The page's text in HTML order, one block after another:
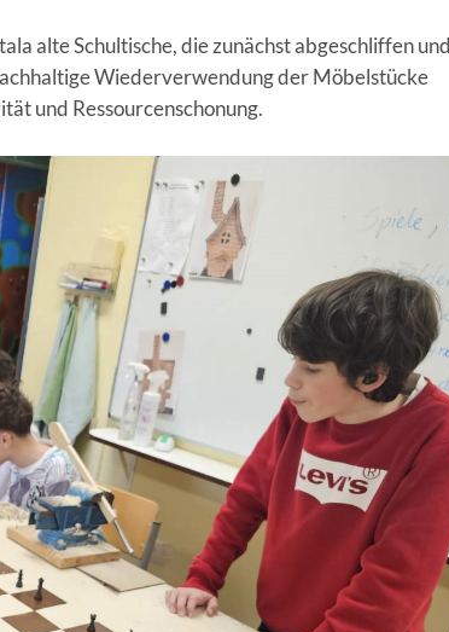
alte Schultische, die zunächst abgeschliffen und
Wiederverwendung der Möbelstücke
und Ressourcenschonung.